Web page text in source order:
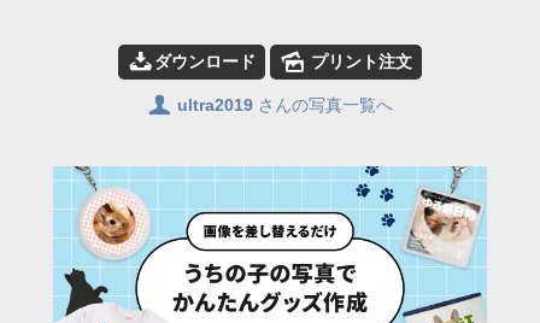
📥ダウンロード 🌄 プリント注文
👤 ultra2019 さんの写真一覧へ